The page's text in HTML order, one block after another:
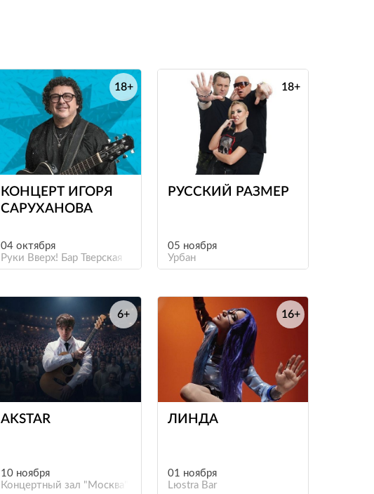
е
КОНЦЕРТ ИГОРЯ
САРУХАНОВА
04 октября
Руки Вверх! Бар Тверская
18+
е
РУССКИЙ РАЗМЕР
05 ноября
Урбан
18+
е
AKSTAR
10 ноября
Концертный зал "Москва"
6+
ЛИНДА
01 ноября
Lюstra Bar
16+